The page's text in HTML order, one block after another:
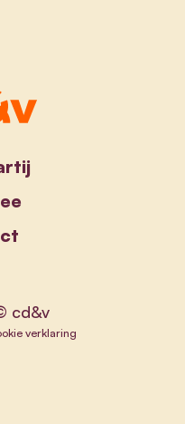
cd&v
verklaring